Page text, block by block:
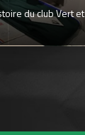
du club Vert et